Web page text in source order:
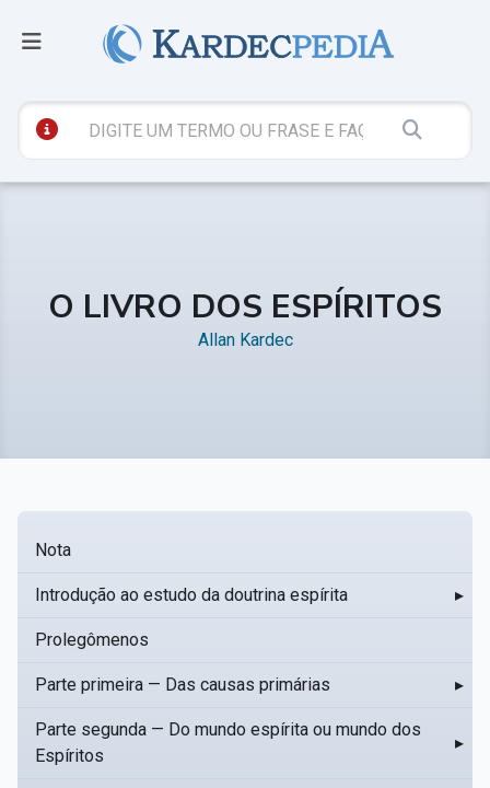
O LIVRO DOS ESPÍRITOS
Allan Kardec
Nota
Introdução ao estudo da doutrina espírita ▸
Prolegômenos
Parte primeira — Das causas primárias ▸
Parte segunda — Do mundo espírita ou mundo dos
Espíritos
▸